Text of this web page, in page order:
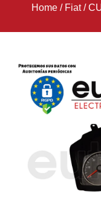
Home / Fiat/